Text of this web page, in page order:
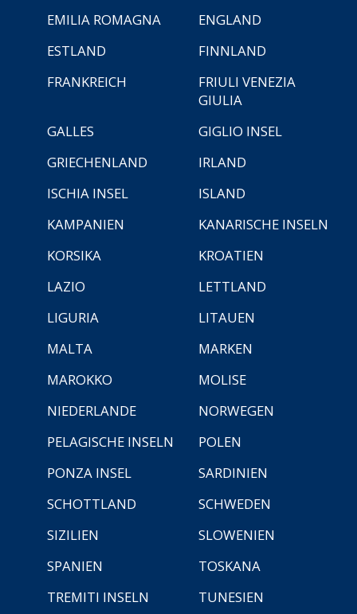
EMILIA ROMAGNA
ENGLAND
ESTLAND
FINNLAND
FRANKREICH
FRIULI VENEZIA
GIULIA
GALLES
GIGLIO INSEL
GRIECHENLAND
IRLAND
ISCHIA INSEL
ISLAND
KAMPANIEN
KANARISCHE INSELN
KORSIKA
KROATIEN
LAZIO
LETTLAND
LIGURIA
LITAUEN
MALTA
MARKEN
MAROKKO
MOLISE
NIEDERLANDE
NORWEGEN
PELAGISCHE INSELN
POLEN
PONZA INSEL
SARDINIEN
SCHOTTLAND
SCHWEDEN
SIZILIEN
SLOWENIEN
SPANIEN
TOSKANA
TREMITI INSELN
TUNESIEN